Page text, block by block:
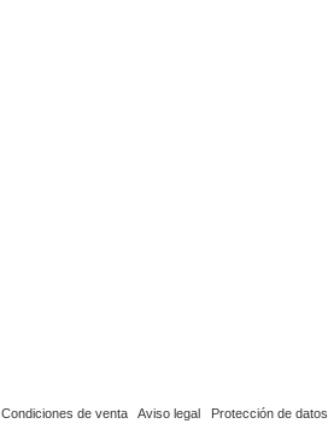
Condiciones de venta Aviso legal Protección de datos